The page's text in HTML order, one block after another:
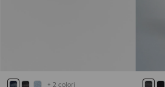
+ 2 colori